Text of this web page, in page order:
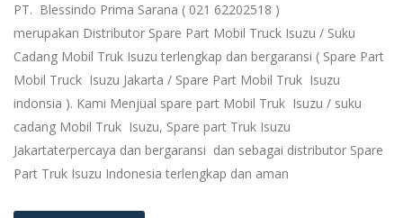
PT. Blessindo Prima Sarana ( 021 62202518 )
merupakan Distributor Spare Part Mobil Truck Isuzu / Suku
Cadang Mobil Truk Isuzu terlengkap dan bergaransi ( Spare Part
Mobil Truck Isuzu Jakarta / Spare Part Mobil Truk Isuzu
indonsia ). Kami Menjual spare part Mobil Truk Isuzu / suku
cadang Mobil Truk Isuzu, Spare part Truk Isuzu
Jakartaterpercaya dan bergaransi dan sebagai distributor Spare
Part Truk Isuzu Indonesia terlengkap dan aman